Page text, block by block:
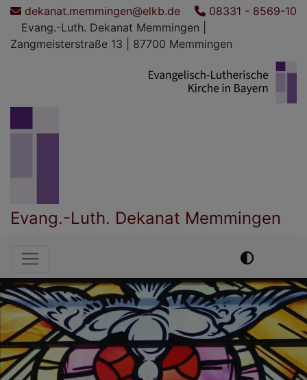
Direkt
Inhalt
dekanat.memmingen@elkb.de
08331 - 8569-10
Evang.-Luth. Dekanat Memmingen |
Zangmeisterstraße 13 | 87700 Memmingen
Evang.-Luth. Dekanat Memmingen
Hauptnavigation